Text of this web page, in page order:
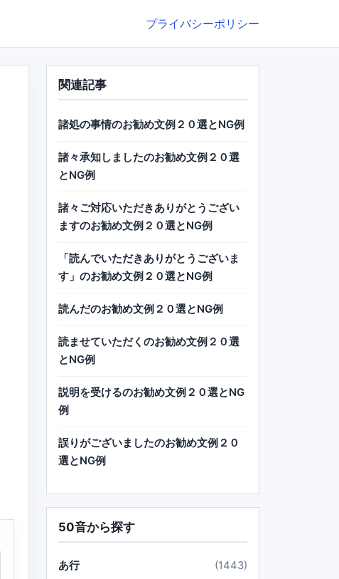
プライバシーポリシー
関連記事
諸処の事情のお勧め文例２０選とNG例
諸々承知しましたのお勧め文例２０選
とNG例
諸々ご対応いただきありがとうござい
ますのお勧め文例２０選とNG例
「読んでいただきありがとうございま
す」のお勧め文例２０選とNG例
読んだのお勧め文例２０選とNG例
読ませていただくのお勧め文例２０選
とNG例
説明を受けるのお勧め文例２０選とNG
例
誤りがございましたのお勧め文例２０
選とNG例
50音から探す
あ行 (1443)